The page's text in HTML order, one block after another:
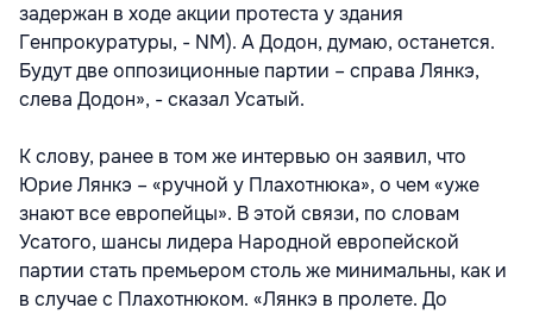
задержан в ходе акции протеста у здания
Генпрокуратуры, - NM). А Додон, думаю, останется.
Будут две оппозиционные партии – справа Лянкэ,
слева Додон», - сказал Усатый.
К слову, ранее в том же интервью он заявил, что
Юрие Лянкэ – «ручной у Плахотнюка», о чем «уже
знают все европейцы». В этой связи, по словам
Усатого, шансы лидера Народной европейской
партии стать премьером столь же минимальны, как и
в случае с Плахотнюком. «Лянкэ в пролете. До